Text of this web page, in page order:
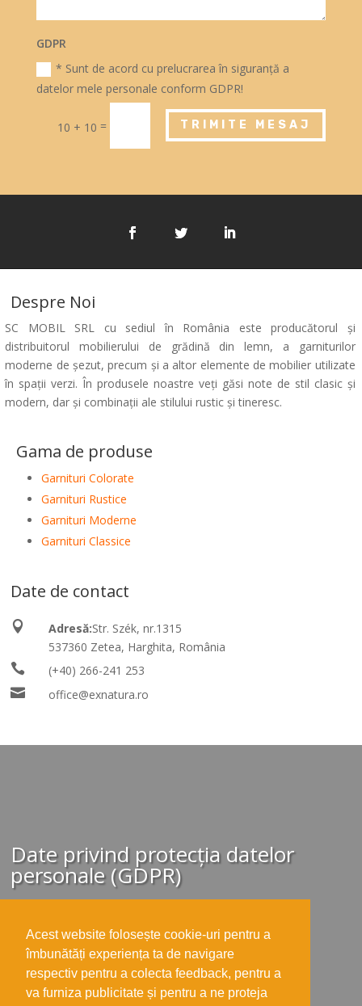
Acest website folosește cookie-uri pentru a
îmbunătăți experiența ta de navigare
respectiv pentru a colecta feedback, pentru a
va furniza publicitate și pentru a ne proteja
GDPR
* Sunt de acord cu prelucrarea în siguranță a
datelor mele personale conform GDPR!
10 + 10 = TRIMITE MESAJ
Despre Noi
SC MOBIL SRL cu sediul în România este producătorul şi
distribuitorul mobilierului de grădină din lemn, a garniturilor
moderne de şezut, precum şi a altor elemente de mobilier utilizate
în spaţii verzi. În produsele noastre veţi găsi note de stil clasic şi
modern, dar şi combinaţii ale stilului rustic şi tineresc.
Gama de produse
Garnituri Colorate
Garnituri Rustice
Garnituri Moderne
Garnituri Classice
Date de contact
 Adresă:Str. Szék, nr.1315
537360 Zetea, Harghita, România
 (+40) 266-241 253
 office@exnatura.ro
Date privind protecția datelor
personale (GDPR)
Politica privind Cookie-urile
Prelucrarea-datelor-cu-caracter-personal